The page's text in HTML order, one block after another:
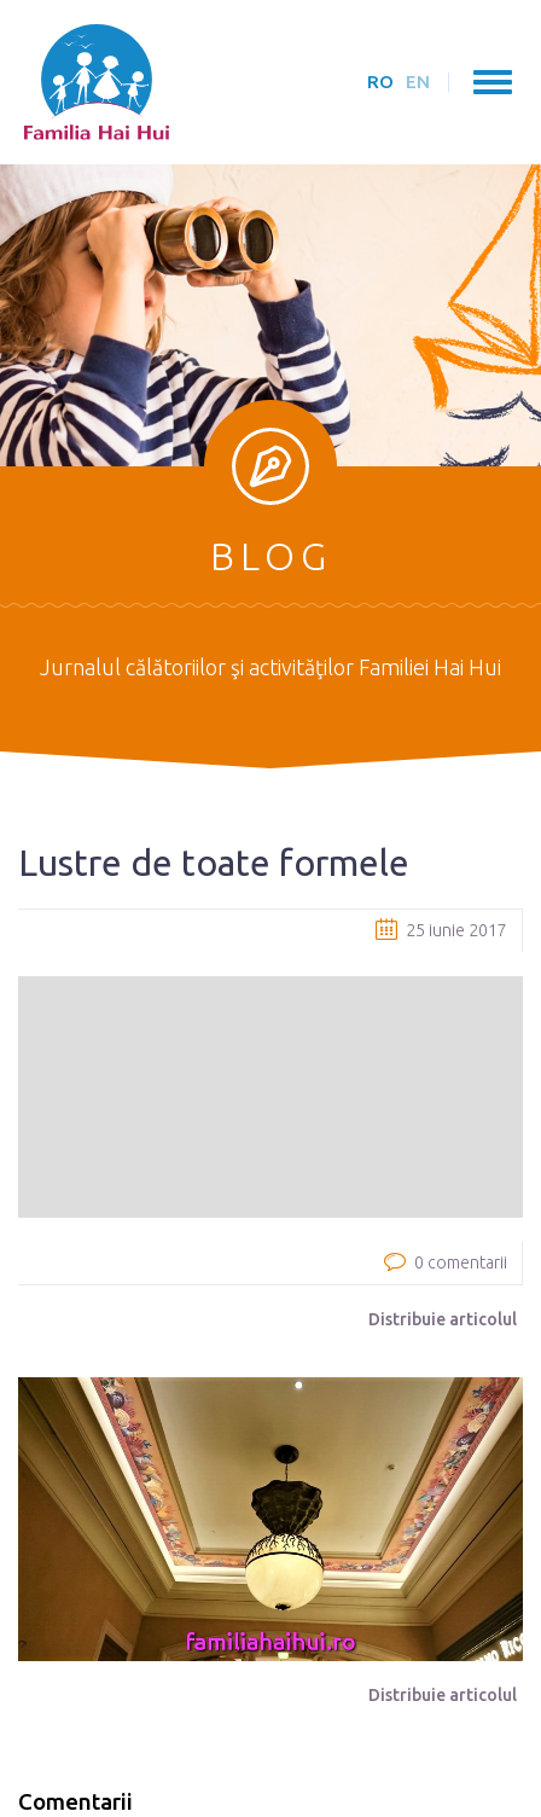
RO EN
BLOG
Jurnalul călătoriilor şi activităţilor Familiei Hai Hui
Lustre de toate formele
25 iunie 2017
0 comentarii
Distribuie articolul
Distribuie articolul
Comentarii